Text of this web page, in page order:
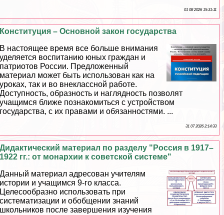
01 08 2026 15:31:11
Конституция – Основной закон государства
В настоящее время все больше внимания
уделяется воспитанию юных граждан и
патриотов России. Предложенный
материал может быть использован как на
уроках, так и во внеклассной работе.
Доступность, образность и наглядность позволят
учащимся ближе познакомиться с устройством
государства, с их правами и обязанностями. ...
31 07 2026 2:14:33
Дидактический материал по разделу "Россия в 1917–
1922 гг.: от монархии к советской системе"
Данный материал адресован учителям
истории и учащимся 9-го класса.
Целесообразно использовать при
систематизации и обобщении знаний
школьников после завершения изучения